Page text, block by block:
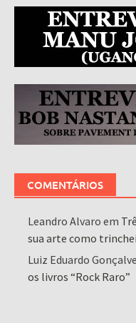
COMENTÁRIOS
Leandro Alvaro em
sua arte como
Luiz Eduardo
os livros “Rock Raro”